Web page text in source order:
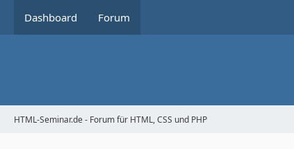
Dashboard Forum
HTML-Seminar.de - Forum für HTML, CSS und PHP